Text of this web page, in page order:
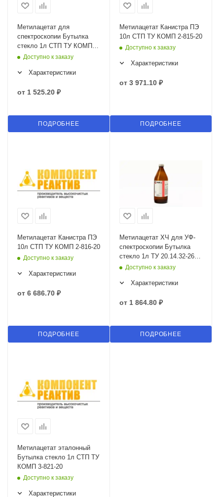
Метилацетат для
спектроскопии Бутылка
стекло 1л СТП ТУ КОМП 2-
820-20
Доступно к заказу
Характеристики
от 1 525.20 ₽
ПОДРОБНЕЕ
Метилацетат Канистра ПЭ
10л СТП ТУ КОМП 2-815-20
Доступно к заказу
Характеристики
от 3 971.10 ₽
ПОДРОБНЕЕ
Метилацетат Канистра ПЭ
10л СТП ТУ КОМП 2-816-20
Доступно к заказу
Характеристики
от 6 686.70 ₽
ПОДРОБНЕЕ
Метилацетат ХЧ для УФ-
спектроскопии Бутылка
стекло 1л ТУ 20.14.32-268-
44493179-2020
Доступно к заказу
Характеристики
от 1 864.80 ₽
ПОДРОБНЕЕ
Метилацетат эталонный
Бутылка стекло 1л СТП ТУ
КОМП 3-821-20
Доступно к заказу
Характеристики